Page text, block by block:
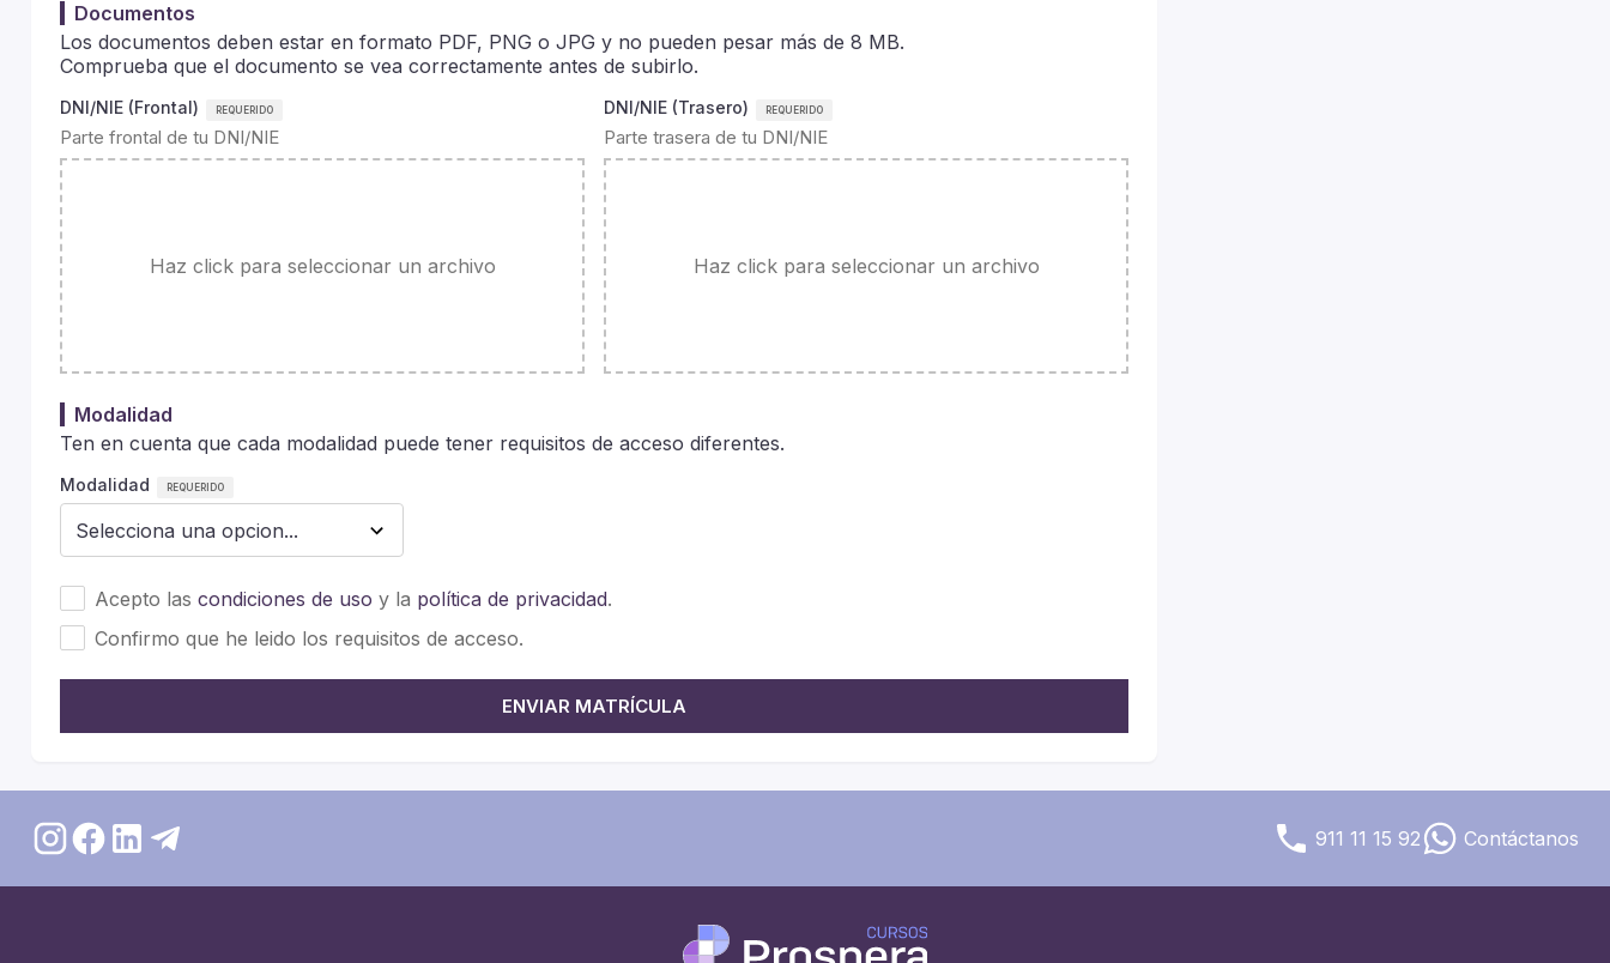
Documentos
Los documentos deben estar en formato PDF, PNG o JPG y no pueden pesar más de 8 MB.
Comprueba que el documento se vea correctamente antes de subirlo.
DNI/NIE (Frontal)
Parte frontal de tu DNI/NIE
Haz click para seleccionar un archivo
DNI/NIE (Trasero)
Parte trasera de tu DNI/NIE
Haz click para seleccionar un archivo
Modalidad
Ten en cuenta que cada modalidad puede tener requisitos de acceso diferentes.
Modalidad
Acepto las condiciones de uso y la política de privacidad.
Confirmo que he leido los requisitos de acceso.
ENVIAR MATRÍCULA
911 11 15 92 Contáctanos